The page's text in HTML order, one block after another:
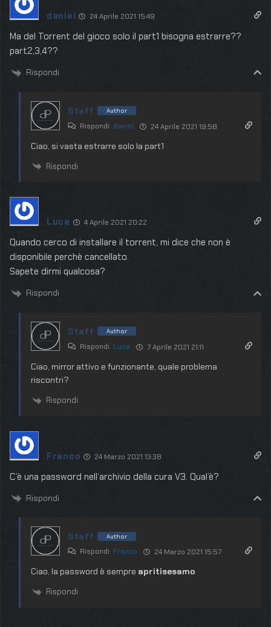
daniel 24 Aprile 2021 15:49
Ma del Torrent del gioco solo il part1 bisogna estrarre??
part2,3,4??
Rispondi
Staff Author
Rispondi daniel 24 Aprile 2021 19:58
Ciao, si vasta estrarre solo la part1
Rispondi
Luca 4 Aprile 2021 20:22
Quando cerco di installare il torrent, mi dice che non è
disponibile perchè cancellato.
Sapete dirmi qualcosa?
Rispondi
Staff Author
Rispondi Luca 7 Aprile 2021 21:11
Ciao, mirror attivo e funzionante, quale problema
riscontri?
Rispondi
Franco 24 Marzo 2021 13:38
C’è una password nell’archivio della cura V3. Qual’è?
Rispondi
Staff Author
Rispondi Franco 24 Marzo 2021 15:57
Ciao, la password è sempre apritisesamo
Rispondi